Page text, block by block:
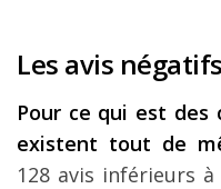
Les avis négatifs
Pour ce qui est
existent tout de
128 avis inférieurs